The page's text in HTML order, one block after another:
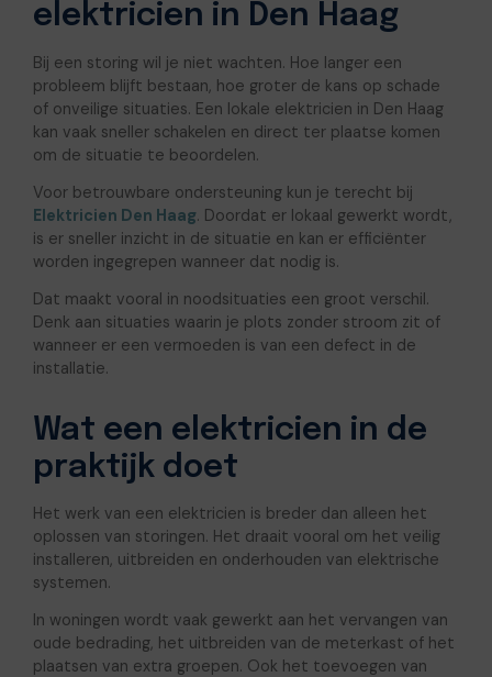
elektricien in Den Haag
Bij een storing wil je niet wachten. Hoe langer een
probleem blijft bestaan, hoe groter de kans op schade
of onveilige situaties. Een lokale elektricien in Den Haag
kan vaak sneller schakelen en direct ter plaatse komen
om de situatie te beoordelen.
Voor betrouwbare ondersteuning kun je terecht bij
Elektricien Den Haag. Doordat er lokaal gewerkt wordt,
is er sneller inzicht in de situatie en kan er efficiënter
worden ingegrepen wanneer dat nodig is.
Dat maakt vooral in noodsituaties een groot verschil.
Denk aan situaties waarin je plots zonder stroom zit of
wanneer er een vermoeden is van een defect in de
installatie.
Wat een elektricien in de
praktijk doet
Het werk van een elektricien is breder dan alleen het
oplossen van storingen. Het draait vooral om het veilig
installeren, uitbreiden en onderhouden van elektrische
systemen.
In woningen wordt vaak gewerkt aan het vervangen van
oude bedrading, het uitbreiden van de meterkast of het
plaatsen van extra groepen. Ook het toevoegen van